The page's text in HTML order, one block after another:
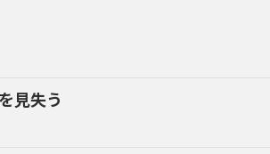
見失う